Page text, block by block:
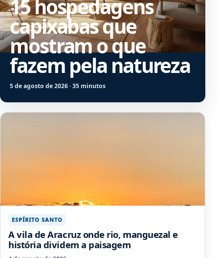
15 hospedagens
capixabas que
mostram o que
fazem pela natureza
5 de agosto de 2026 · 35 minutos
ESPÍRITO SANTO
A vila de Aracruz onde rio, manguezal e
história dividem a paisagem